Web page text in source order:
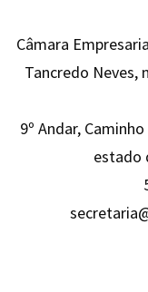
Câmara
Tancredo Neves,
9º Andar,
estado